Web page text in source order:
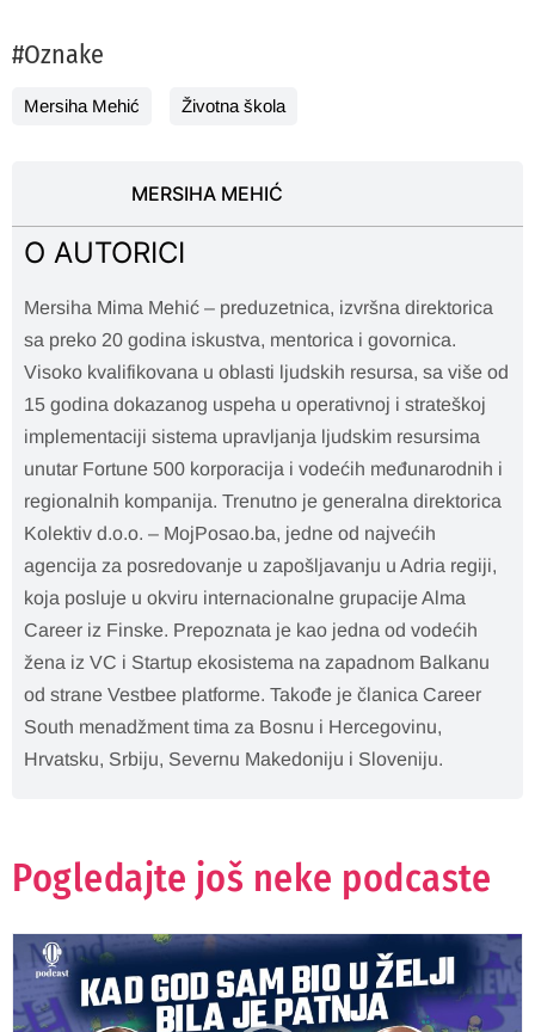
#Oznake
Mersiha Mehić Životna škola
MERSIHA MEHIĆ
O AUTORICI
Mersiha Mima Mehić – preduzetnica, izvršna direktorica
sa preko 20 godina iskustva, mentorica i govornica.
Visoko kvalifikovana u oblasti ljudskih resursa, sa više od
15 godina dokazanog uspeha u operativnoj i strateškoj
implementaciji sistema upravljanja ljudskim resursima
unutar Fortune 500 korporacija i vodećih međunarodnih i
regionalnih kompanija. Trenutno je generalna direktorica
Kolektiv d.o.o. – MojPosao.ba, jedne od najvećih
agencija za posredovanje u zapošljavanju u Adria regiji,
koja posluje u okviru internacionalne grupacije Alma
Career iz Finske. Prepoznata je kao jedna od vodećih
žena iz VC i Startup ekosistema na zapadnom Balkanu
od strane Vestbee platforme. Takođe je članica Career
South menadžment tima za Bosnu i Hercegovinu,
Hrvatsku, Srbiju, Severnu Makedoniju i Sloveniju.
Pogledajte još neke podcaste